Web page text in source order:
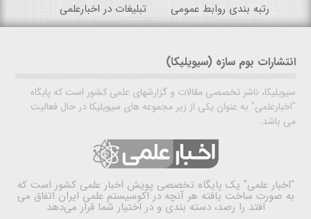
رتبه بندی روابط عمومی تبلیغات در اخبارعلمی
انتشارات بوم سازه (سیویلیکا)
سیویلیکا، ناشر تخصصی مقالات و گزارشهای علمی کشور است که پایگاه
"اخبارعلمی" به عنوان یکی از زیر مجموعه های سیویلیکا در حال فعالیت
می باشد.
"اخبار علمی" یک پایگاه تخصصی پویش اخبار علمی کشور است که
به صورت ساخت یافته هر آنچه در اکوسیستم علمی ایران اتفاق می
افتد را رصد، دسته بندی و در اختیار شما قرار می‌دهد